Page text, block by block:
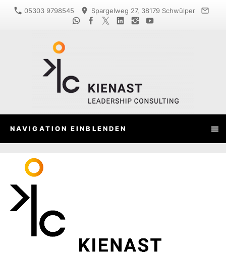
05303 9798545 Spargelweg 27, 38179 Schwülper
NAVIGATION EINBLENDEN